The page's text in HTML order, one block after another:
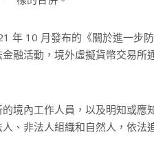
年 10 月發布的《關於進一步
融活動，境外虛擬貨幣交易
境內工作人員，以及明知或
、非法人組織和自然人，依法